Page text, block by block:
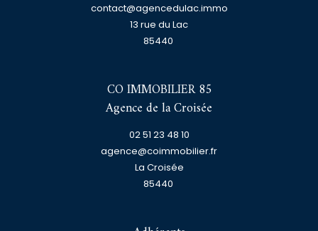
contact@agencedulac.immo
13 rue du Lac
85440
CO IMMOBILIER 85
Agence de la Croisée
02 51 23 48 10
agence@coimmobilier.fr
La Croisée
85440